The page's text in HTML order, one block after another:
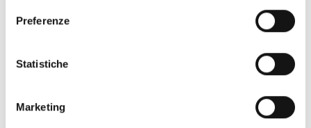
Preferenze
Statistiche
Marketing
Codice